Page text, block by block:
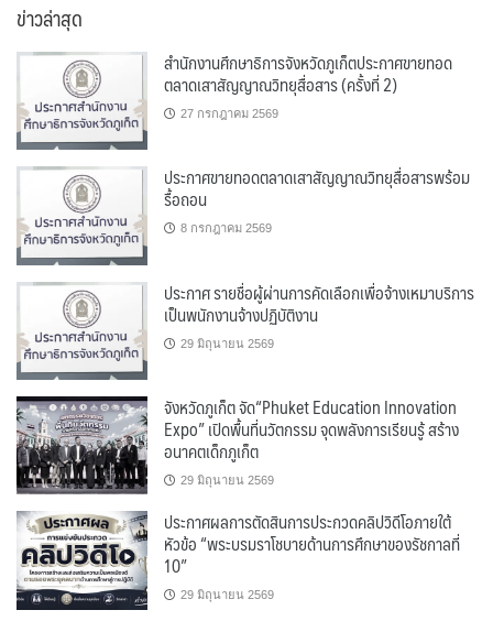
ข่าวล่าสุด
สำนักงานศึกษาธิการจังหวัดภูเก็ตประกาศขายทอด
ตลาดเสาสัญญาณวิทยุสื่อสาร (ครั้งที่ 2)
27 กรกฎาคม 2569
ประกาศขายทอดตลาดเสาสัญญาณวิทยุสื่อสารพร้อม
รื้อถอน
8 กรกฎาคม 2569
ประกาศ รายชื่อผู้ผ่านการคัดเลือกเพื่อจ้างเหมาบริการ
เป็นพนักงานจ้างปฏิบัติงาน
29 มิถุนายน 2569
จังหวัดภูเก็ต จัด“Phuket Education Innovation
Expo” เปิดพื้นที่นวัตกรรม จุดพลังการเรียนรู้ สร้าง
อนาคตเด็กภูเก็ต
29 มิถุนายน 2569
ประกาศผลการตัดสินการประกวดคลิปวิดีโอภายใต้
หัวข้อ “พระบรมราโชบายด้านการศึกษาของรัชกาลที่
10”
29 มิถุนายน 2569